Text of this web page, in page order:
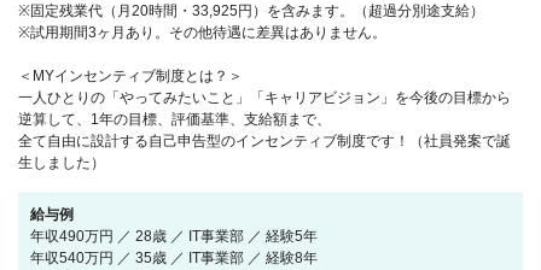
※固定残業代（月20時間・33,925円）を含みます。（超過分別途支給）
※試用期間3ヶ月あり。その他待遇に差異はありません。
＜MYインセンティブ制度とは？＞
一人ひとりの「やってみたいこと」「キャリアビジョン」を今後の目標から
逆算して、1年の目標、評価基準、支給額まで、
全て自由に設計する自己申告型のインセンティブ制度です！（社員発案で誕
生しました）
給与例
年収490万円 ／ 28歳 ／ IT事業部 ／ 経験5年
年収540万円 ／ 35歳 ／ IT事業部 ／ 経験8年